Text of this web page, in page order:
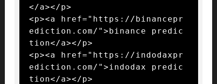
</a></p>
<p><a href="https://binancepr
ediction.com/">binance predic
tion</a></p>
<p><a href="https://indodaxpr
ediction.com/">indodax predic
tion</a></p>